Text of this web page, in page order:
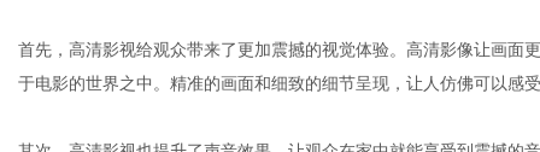
首先，高清影视给观众带来了更加震撼的视觉体验。高清影像让画面
于电影的世界之中。精准的画面和细致的细节呈现，让人仿佛可以感